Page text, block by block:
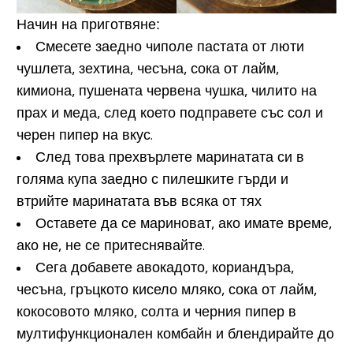
Начин на приготвяне:
Смесете заедно чиполе пастата от люти
чушлета, зехтина, чесъна, сока от лайм,
кимиона, пушената червена чушка, чилито на
прах и меда, след което подправете със сол и
черен пипер на вкус.
След това прехвърлете маринатата си в
голяма купа заедно с пилешките гърди и
втрийте маринатата във всяка от тях
Оставете да се мариноват, ако имате време,
ако не, не се притеснявайте.
Сега добавете авокадото, кориандъра,
чесъна, гръцкото кисело мляко, сока от лайм,
кокосовото мляко, солта и черния пипер в
мултифункционален комбайн и блендирайте до